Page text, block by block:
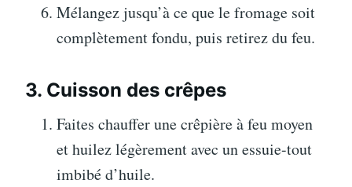
Mélangez jusqu’à ce que le fromage soit
complètement fondu, puis retirez du feu.
3. Cuisson des crêpes
Faites chauffer une crêpière à feu moyen
et huilez légèrement avec un essuie-tout
imbibé d’huile.